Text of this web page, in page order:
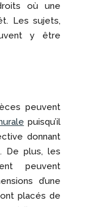
où une
Les sujets,
y être
peuvent
puisqu’il
donnant
. De plus, les
peuvent
d’une
placés de